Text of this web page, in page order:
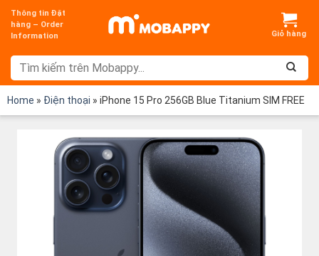
Chuyển
đến
dung
Thông tin Đặt
hàng – Order
Information
Home » Điện thoại » iPhone 15 Pro 256GB Blue Titanium SIM FREE